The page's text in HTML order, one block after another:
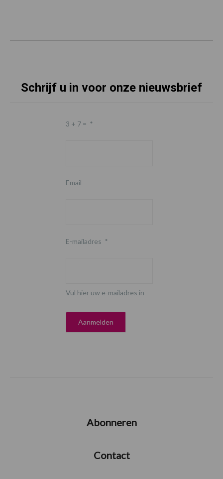
Schrijf u in voor onze nieuwsbrief
3 + 7 = *
Email
E-mailadres *
Vul hier uw e-mailadres in
Abonneren
Contact